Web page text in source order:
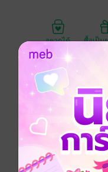
อยากได้ ซื้อเป็น
ที่นี่มีตึกรามสวยเรียง
หลงไปกับสถาปัตยก
หลายสมัย
ท่องดินแดนแห่งนักเ
เผลอใจไปกับบรรยา
เที่ยวเล่น สเปนเป็นห